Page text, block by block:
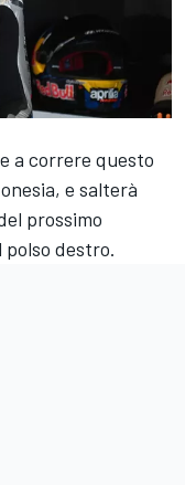
a correre questo
e salterà
prossimo
destro.